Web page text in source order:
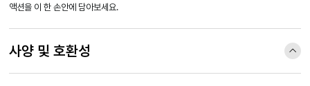
액션을 이 한 손안에 담아보세요.
사양 및 호환성